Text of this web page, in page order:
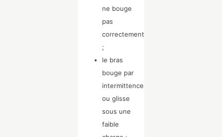
ne bouge
pas
correctement
;
le bras
bouge par
intermittence
ou glisse
sous une
faible